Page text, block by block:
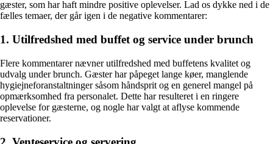
gæster, som har haft mindre positive oplevelser. Lad os dykke ned i de
fælles temaer, der går igen i de negative kommentarer:
1. Utilfredshed med buffet og service under brunch
Flere kommentarer nævner utilfredshed med buffetens kvalitet og
udvalg under brunch. Gæster har påpeget lange køer, manglende
hygiejneforanstaltninger såsom håndsprit og en generel mangel på
opmærksomhed fra personalet. Dette har resulteret i en ringere
oplevelse for gæsterne, og nogle har valgt at aflyse kommende
reservationer.